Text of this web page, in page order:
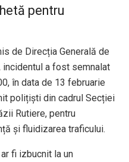
pentru
de Direcția Generală de
a fost semnalat
în data de 13 februarie
polițiști din cadrul Secției
Rutiere, pentru
și fluidizarea traficului.
fi izbucnit la un